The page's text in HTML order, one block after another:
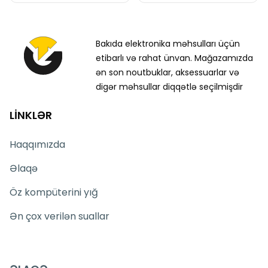
Bakıda elektronika məhsulları üçün
etibarlı və rahat ünvan. Mağazamızda
ən son noutbuklar, aksessuarlar və
digər məhsullar diqqətlə seçilmişdir
LİNKLƏR
Haqqımızda
Əlaqə
Öz kompüterini yığ
Ən çox verilən suallar